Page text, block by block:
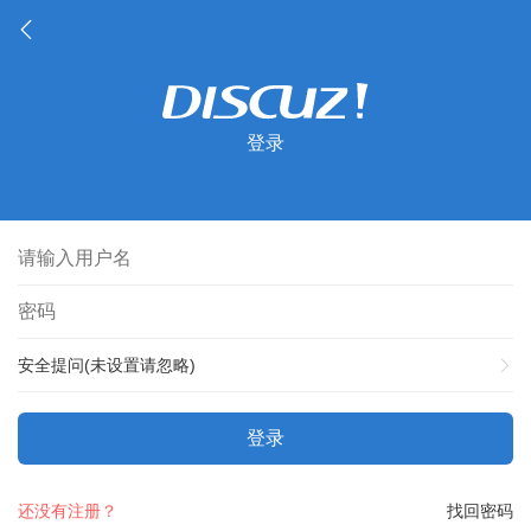
登录
安全提问(未设置请忽略)
登录
找回密码
还没有注册？